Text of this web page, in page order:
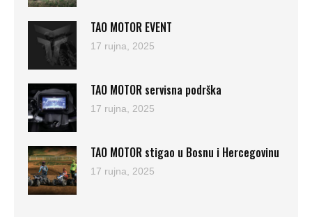
TAO MOTOR EVENT
17 rujna, 2025
TAO MOTOR servisna podrška
17 rujna, 2025
TAO MOTOR stigao u Bosnu i Hercegovinu
17 rujna, 2025